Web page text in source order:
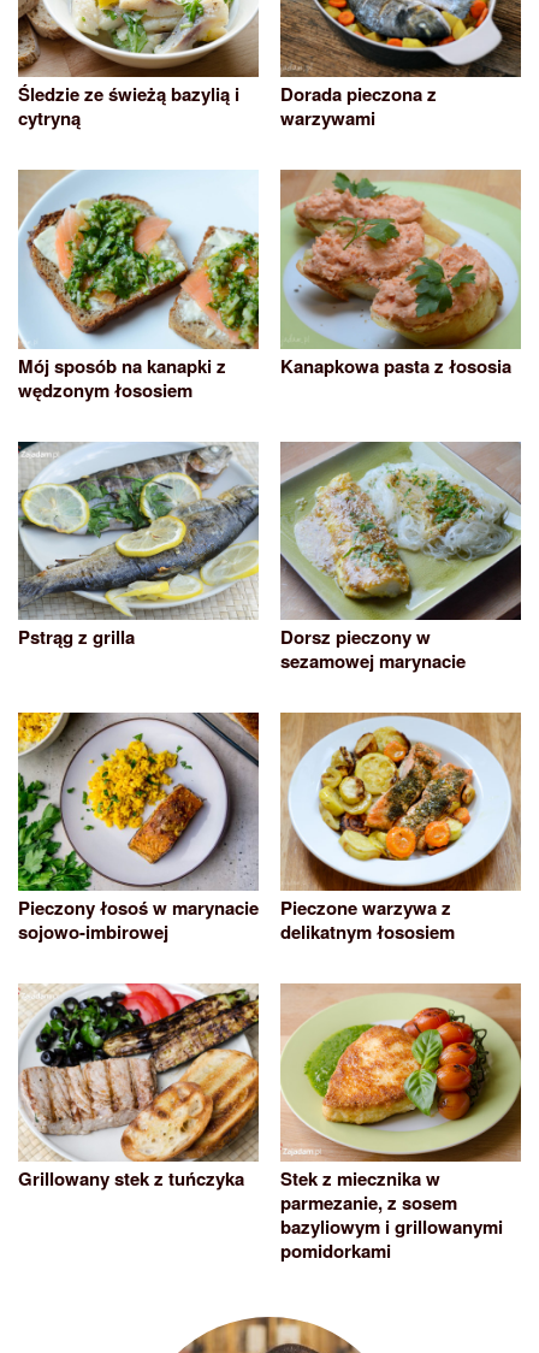
Śledzie ze świeżą bazylią i
cytryną
Dorada pieczona z
warzywami
Mój sposób na kanapki z
wędzonym łososiem
Kanapkowa pasta z łososia
Pstrąg z grilla
Dorsz pieczony w
sezamowej marynacie
Pieczony łosoś w marynacie
sojowo-imbirowej
Pieczone warzywa z
delikatnym łososiem
Grillowany stek z tuńczyka
Stek z miecznika w
parmezanie, z sosem
bazyliowym i grillowanymi
pomidorkami